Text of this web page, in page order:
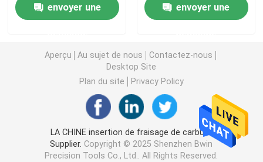
Fraise carbure
Fraise en carbure à bout sphérique
Fraise en bout à rayon d'angle
Fraise en aluminium
envoyer une envoyer une
Aperçu Au sujet de nous
Contactez-nous
Desktop Site
Plan du site
Privacy Policy
LA CHINE insertion de fraisage de carbure
Supplier. Copyright © 2025 Shenzhen Bwin
Precision Tools Co., Ltd.. All Rights Reserved.